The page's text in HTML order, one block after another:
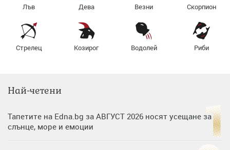
Лъв Дева Везни Скорпион
Стрелец Козирог Водолей Риби
Най-четени
Тапетите на Edna.bg за АВГУСТ 2026 носят усещане за
слънце, море и емоции